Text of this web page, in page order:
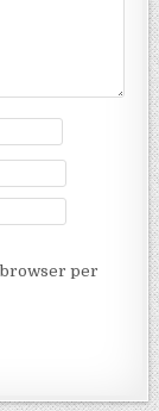
browser per